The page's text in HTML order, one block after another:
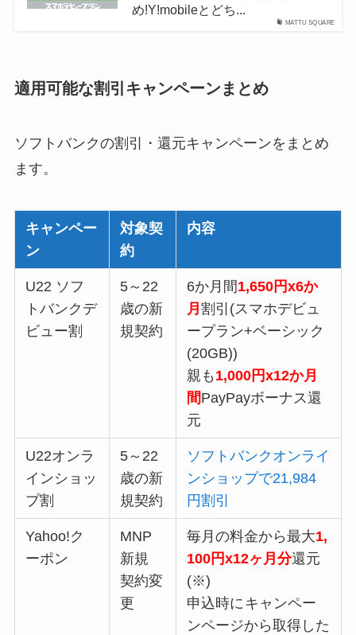
MATTU SQUARE
め!Y!mobileとどち...
適用可能な割引キャンペーンまとめ
ソフトバンクの割引・還元キャンペーンをまとめ
ます。
キャンペー
ン
対象契
約
内容
U22 ソフ
トバンクデ
ビュー割
5～22
歳の新
規契約
6か月間1,650円x6か
月割引(スマホデビュ
ープラン+ベーシック
(20GB))
親も 1,000円x12か月
間PayPayボーナス還
元
U22オンラ
インショッ
プ割
5～22
歳の新
規契約
ソフトバンクオンライ
ンショップで21,984
円割引
Yahoo!ク
ーポン
MNP
新規
契約変
更
毎月の料金から最大1,
100円x12ヶ月分還元
(※)
申込時にキャンペー
ンページから取得した